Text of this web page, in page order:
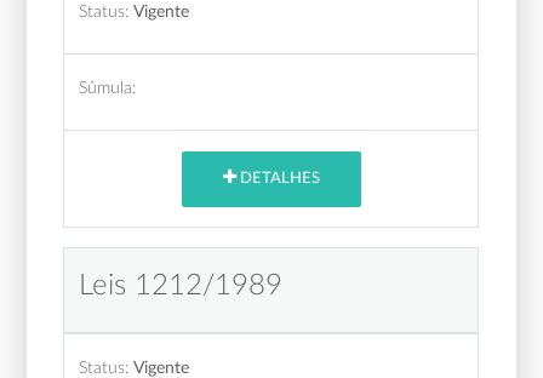
Status: Vigente
Súmula:
DETALHES
Leis 1212/1989
Status: Vigente